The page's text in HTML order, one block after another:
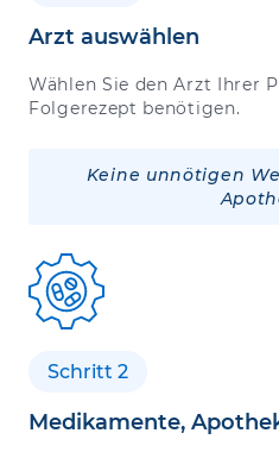
Arzt auswählen
Wählen Sie den Arzt Ihrer
Folgerezept benötigen.
Keine unnötigen
Schritt 2
Medikamente,